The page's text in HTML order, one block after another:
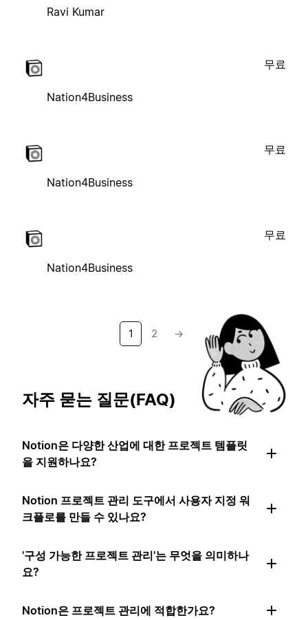
Ravi Kumar
Nation4Business
무료
Nation4Business
무료
Nation4Business
무료
1 2 →
자주 묻는 질문(FAQ)
Notion은 다양한 산업에 대한 프로젝트 템플릿
을 지원하나요?
Notion 프로젝트 관리 도구에서 사용자 지정 워
크플로를 만들 수 있나요?
'구성 가능한 프로젝트 관리'는 무엇을 의미하나
요?
Notion은 프로젝트 관리에 적합한가요?